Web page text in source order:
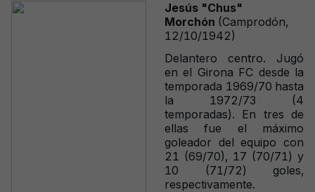
Jesús "Chus"
Morchón (Camprodón,
12/10/1942)
Delantero centro. Jugó
en el Girona FC desde la
temporada 1969/70 hasta
la 1972/73 (4
temporadas). En tres de
ellas fue el máximo
goleador del equipo con
21 (69/70), 17 (70/71) y
10 (71/72) goles,
respectivamente.